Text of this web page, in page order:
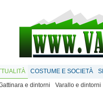
COSTUME E SOCIETÀ
e dintorni Varallo e dintorni